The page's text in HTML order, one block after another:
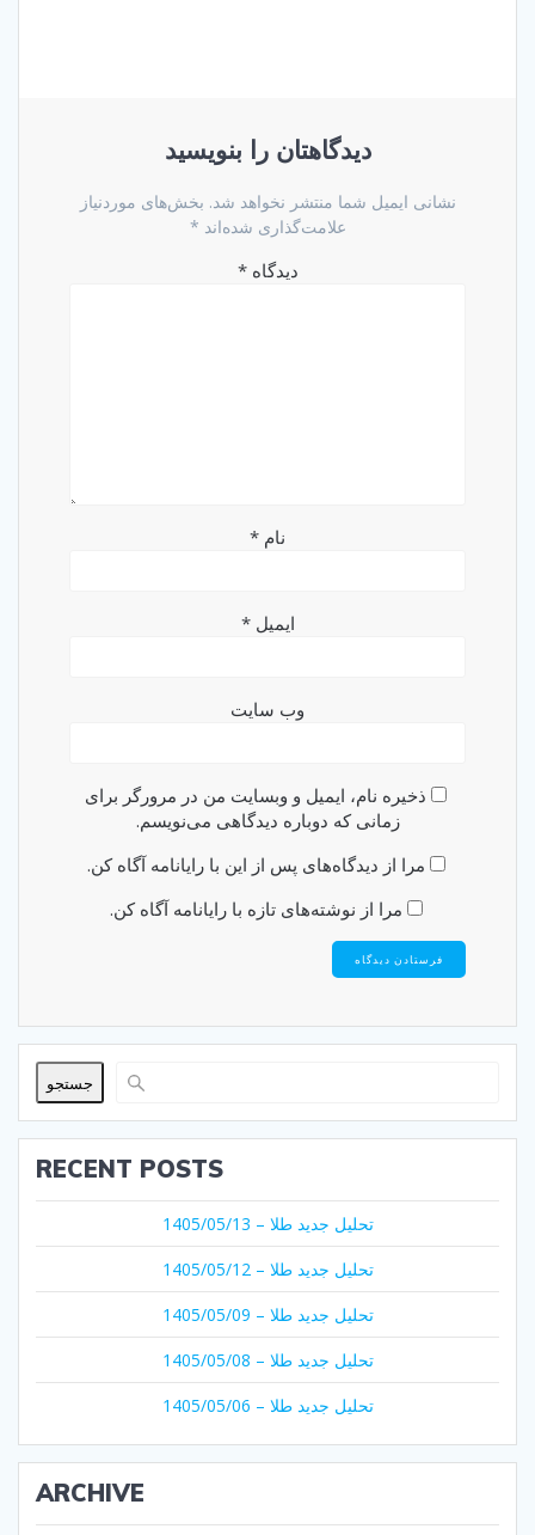
دیدگاهتان را بنویسید
نشانی ایمیل شما منتشر نخواهد شد. بخش‌های موردنیاز
علامت‌گذاری شده‌اند *
دیدگاه*
نام *
ایمیل*
وب‌ سایت
ذخیره نام، ایمیل و وبسایت من در مرورگر برای
زمانی که دوباره دیدگاهی می‌نویسم.
مرا از دیدگاه‌های پس از این با رایانامه آگاه کن.
مرا از نوشته‌های تازه با رایانامه آگاه کن.
جستجو
RECENT POSTS
تحلیل جدید طلا – 1405/05/13
تحلیل جدید طلا – 1405/05/12
تحلیل جدید طلا – 1405/05/09
تحلیل جدید طلا – 1405/05/08
تحلیل جدید طلا – 1405/05/06
ARCHIVE